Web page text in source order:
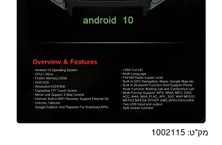
מק"ט: 1002115